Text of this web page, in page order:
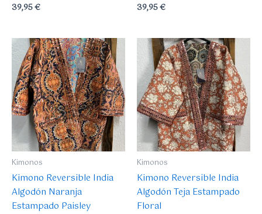
39,95€ 39,95€
Kimonos
Kimono Reversible India
Algodón Naranja
Estampado Paisley
Kimonos
Kimono Reversible India
Algodón Teja Estampado
Floral